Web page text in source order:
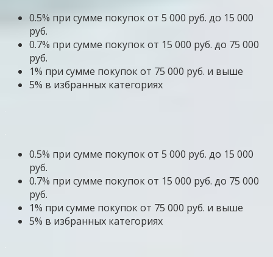
0.5% при сумме покупок от 5 000 руб. до 15 000
руб.
0.7% при сумме покупок от 15 000 руб. до 75 000
руб.
1% при сумме покупок от 75 000 руб. и выше
5% в избранных категориях
0.5% при сумме покупок от 5 000 руб. до 15 000
руб.
0.7% при сумме покупок от 15 000 руб. до 75 000
руб.
1% при сумме покупок от 75 000 руб. и выше
5% в избранных категориях